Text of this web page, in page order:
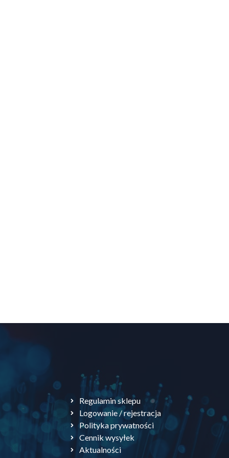
Regulamin sklepu
Logowanie / rejestracja
Polityka prywatności
Cennik wysyłek
Aktualności